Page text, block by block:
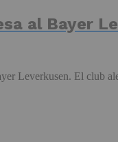
al Bayer
Leverkusen. El club